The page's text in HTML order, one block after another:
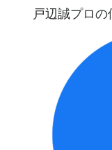
戸辺誠プロ